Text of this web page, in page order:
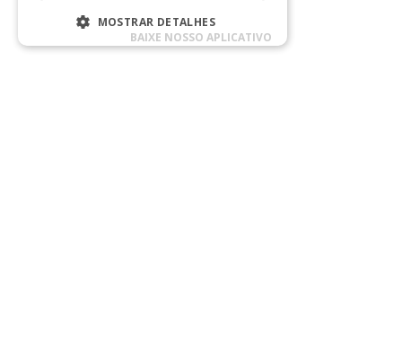
BAIXE NOSSO APLICATIVO
MOSTRAR DETALHES
ESTRITAMENTE NECESSÁRIOS